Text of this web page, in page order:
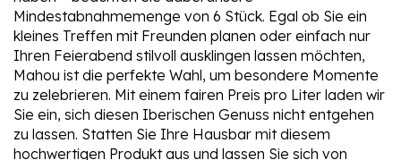
Mindestabnahmemenge von 6 Stück. Egal ob Sie ein
kleines Treffen mit Freunden planen oder einfach nur
Ihren Feierabend stilvoll ausklingen lassen möchten,
Mahou ist die perfekte Wahl, um besondere Momente
zu zelebrieren. Mit einem fairen Preis pro Liter laden wir
Sie ein, sich diesen Iberischen Genuss nicht entgehen
zu lassen. Statten Sie Ihre Hausbar mit diesem
hochwertigen Produkt aus und lassen Sie sich von